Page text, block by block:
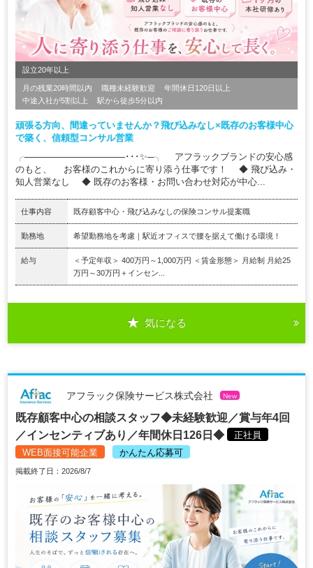
設立20年以上
月の残業20時間以内 職種未経験歓迎
年間休日120日以上
中途入社が5割以上
駅から徒歩5分以内
頑張る方向、間違っていませんか？飛び込みなし×既存のお客様中心
で築く、信頼型コンサル営業
╭────────────────･･･✨─╮ アフラックブランドの安心感
のもと、 お客様のこれからに寄り添う仕事です！ ◆ 飛び込み・
知人営業なし ◆ 既存のお客様・お問い合わせ対応が中心...
仕事内容 既存顧客中心・飛び込みなしの保険コンサル提案職
勤務地 希望勤務地を考慮｜駅近オフィスで腰を据えて働ける環境！
給与
＜予定年収＞ 400万円～1,000万円 ＜賃金形態＞ 月給制 月給25
万円～30万円＋インセン...
気になる
アフラック保険サービス株式会社 New
既存顧客中心の相談スタッフ◆未経験歓迎／賞与年4回
／インセンティブあり／年間休日126日◆
正社員
WEB面接可能企業
かんたん応募可
掲載終了日：2026/8/7